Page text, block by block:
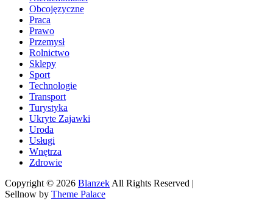
Obcojęzyczne
Praca
Prawo
Przemysł
Rolnictwo
Sklepy
Sport
Technologie
Transport
Turystyka
Ukryte Zajawki
Uroda
Usługi
Wnętrza
Zdrowie
Copyright © 2026 BlanzekAll Rights Reserved |
Sellnow by Theme Palace